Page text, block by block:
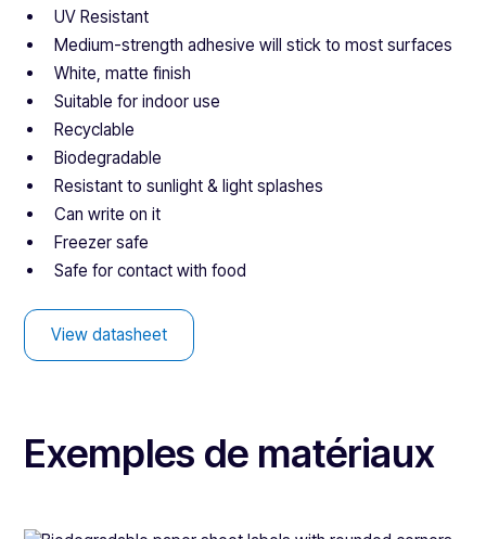
UV Resistant
Medium-strength adhesive will stick to most surfaces
White, matte finish
Suitable for indoor use
Recyclable
Biodegradable
Resistant to sunlight & light splashes
Can write on it
Freezer safe
Safe for contact with food
View datasheet
Exemples de matériaux